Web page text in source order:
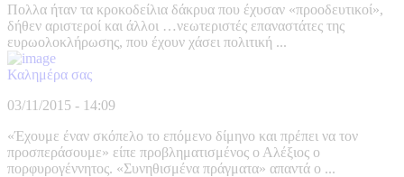
Πολλα ήταν τα κροκοδείλια δάκρυα που έχυσαν «προοδευτικοί»,
δήθεν αριστεροί και άλλοι …νεωτεριστές επαναστάτες της
ευρωολοκλήρωσης, που έχουν χάσει πολιτική ...
Καλημέρα σας
03/11/2015 - 14:09
«Έχουμε έναν σκόπελο το επόμενο δίμηνο και πρέπει να τον
προσπεράσουμε» είπε προβληματισμένος ο Αλέξιος ο
πορφυρογέννητος. «Συνηθισμένα πράγματα» απαντά ο ...